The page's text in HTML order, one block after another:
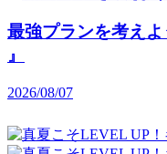
最強プランを考え
』
2026/08/07